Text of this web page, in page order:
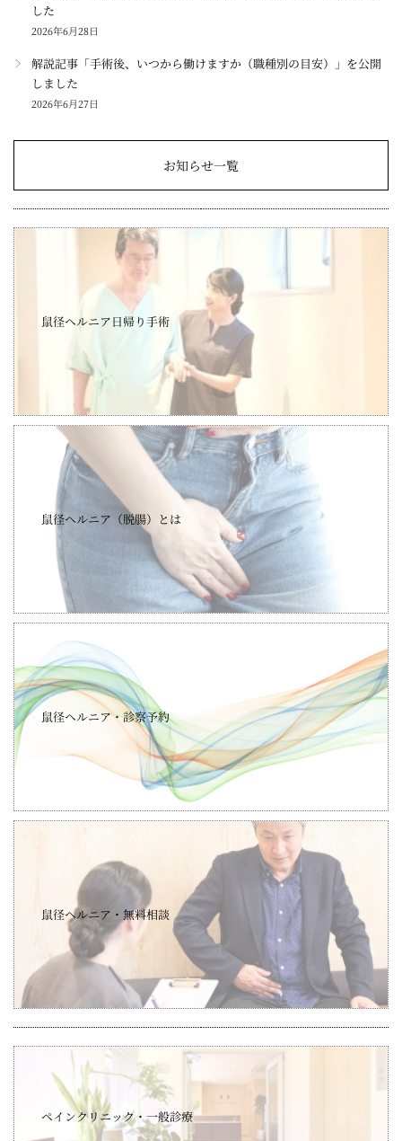
した
2026年6月28日
解説記事「手術後、いつから働けますか（職種別の目安）」を公開
しました
2026年6月27日
お知らせ一覧
鼠径ヘルニア日帰り手術
鼠径ヘルニア（脱腸）とは
鼠径ヘルニア・診察予約
鼠径ヘルニア・無料相談
ペインクリニック・一般診療